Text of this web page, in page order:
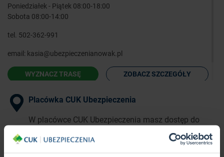
Poniedziałek - Piątek 08:00-18:00
Sobota 08:00-14:00
tel. 502-362-991
email: kasia@ubezpieczenianowak.pl
WYZNACZ TRASĘ ZOBACZ SZCZEGÓŁY
Placówka CUK Ubezpieczenia
W placówce CUK Ubezpieczenia masz dostęp do
ubezpieczeniowych w 1 miejscu.